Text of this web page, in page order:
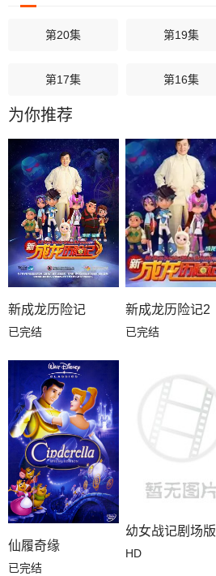
第20集 第19集
第17集 第16集
第14集
第11集 第10集
第08集 第07集
第05集 第04集
第02集 第01集
为你推荐
新成龙历险记
已完结
新成龙历险记2
已完结
仙履奇缘
已完结
幼女战记剧场版
HD